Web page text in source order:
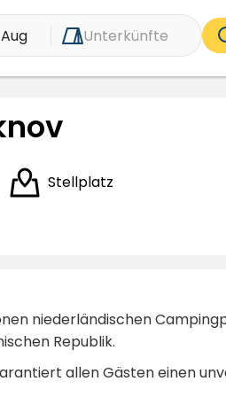
Unterkünfte
Stellplatz
niederländischen
Republik.
allen Gästen einen